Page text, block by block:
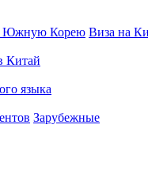
Южную Корею Виза на
Китай
языка
Зарубежные